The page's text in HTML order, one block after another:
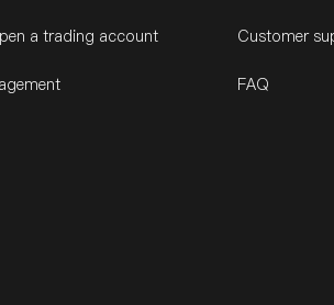
a trading account Customer
FAQ